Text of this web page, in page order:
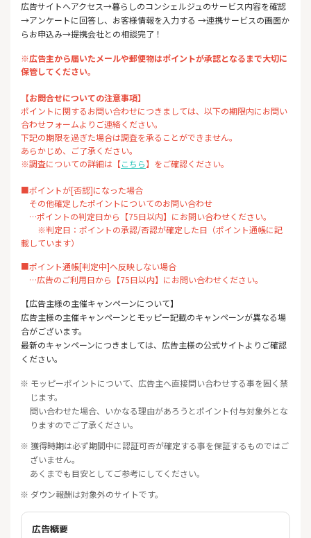
広告サイトへアクセス→暮らしのコンシェルジュのサービス内容を確認
→アンケートに回答し、お客様情報を入力する →連携サービスの画面か
らお申込み→提携会社との相談完了！
※広告主から届いたメールや郵便物はポイントが承認となるまで大切に
保管してください。
【お問合せについての注意事項】
ポイントに関するお問い合わせにつきましては、以下の期限内にお問い
合わせフォームよりご連絡ください。
下記の期限を過ぎた場合は調査を承ることができません。
あらかじめ、ご了承ください。
※調査についての詳細は【こちら】をご確認ください。
■ポイントが[否認]になった場合
その他確定したポイントについてのお問い合わせ
…ポイントの判定日から【75日以内】にお問い合わせください。
※判定日：ポイントの承認/否認が確定した日（ポイント通帳に記
載しています）
■ポイント通帳[判定中]へ反映しない場合
…広告のご利用日から【75日以内】にお問い合わせください。
【広告主様の主催キャンペーンについて】
広告主様の主催キャンペーンとモッピー記載のキャンペーンが異なる場
合がございます。
最新のキャンペーンにつきましては、広告主様の公式サイトよりご確認
ください。
※ モッピーポイントについて、広告主へ直接問い合わせする事を固く禁
じます。
問い合わせた場合、いかなる理由があろうとポイント付与対象外とな
りますのでご了承ください。
※ 獲得時期は必ず期間中に認証可否が確定する事を保証するものではご
ざいません。
あくまでも目安としてご参考にしてください。
※ ダウン報酬は対象外のサイトです。
広告概要